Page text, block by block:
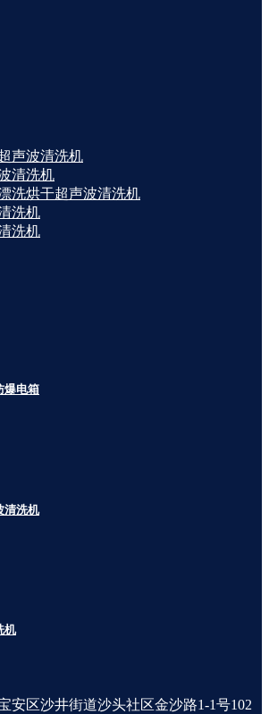
声波清洗机
清洗机
洗烘干超声波清洗机
洗机
洗机
爆电箱
清洗机
机
安区沙井街道沙头社区金沙路1-1号102